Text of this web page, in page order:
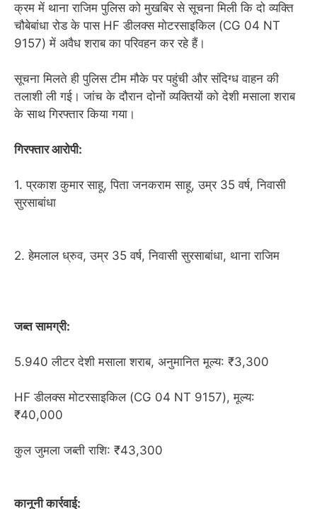
क्रम में थाना राजिम पुलिस को मुखबिर से सूचना मिली कि दो व्यक्ति
चौबेबांधा रोड के पास HF डीलक्स मोटरसाइकिल (CG 04 NT
9157) में अवैध शराब का परिवहन कर रहे हैं।
सूचना मिलते ही पुलिस टीम मौके पर पहुंची और संदिग्ध वाहन की
तलाशी ली गई। जांच के दौरान दोनों व्यक्तियों को देशी मसाला शराब
के साथ गिरफ्तार किया गया।
गिरफ्तार आरोपी:
1. प्रकाश कुमार साहू, पिता जनकराम साहू, उम्र 35 वर्ष, निवासी
सुरसाबांधा
2. हेमलाल ध्रुव, उम्र 35 वर्ष, निवासी सुरसाबांधा, थाना राजिम
जब्त सामग्री:
5.940 लीटर देशी मसाला शराब, अनुमानित मूल्य: ₹3,300
HF डीलक्स मोटरसाइकिल (CG 04 NT 9157), मूल्य:
₹40,000
कुल जुमला जब्ती राशि: ₹43,300
कानूनी कार्रवाई: